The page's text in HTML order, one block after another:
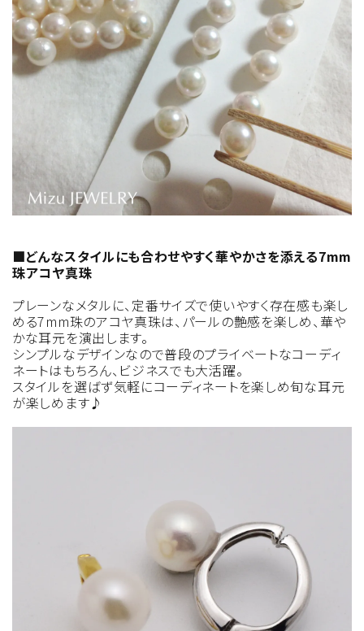
■どんなスタイルにも合わせやすく華やかさを添える7mm
珠アコヤ真珠
プレーンなメタルに、定番サイズで使いやすく存在感も楽し
める7mm珠のアコヤ真珠は、パールの艶感を楽しめ、華や
かな耳元を演出します。
シンプルなデザインなので普段のプライベートなコーディ
ネートはもちろん、ビジネスでも大活躍。
スタイルを選ばず気軽にコーディネートを楽しめ旬な耳元
が楽しめます♪